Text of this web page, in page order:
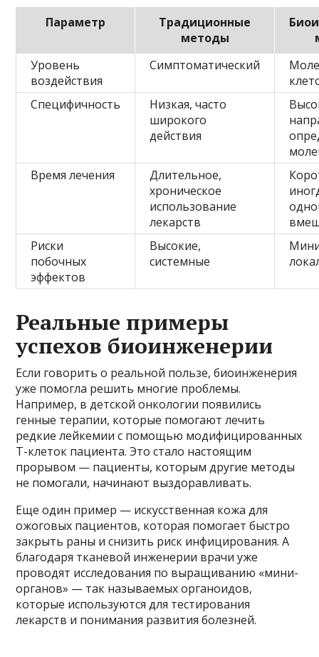
Параметр
Традиционные
методы
Уровень
воздействия
Симптоматический
Специфичность
Низкая, часто
широкого
действия
Время лечения
Длительное,
хроническое
использование
лекарств
Риски
побочных
эффектов
Высокие,
системные
Реальные примеры
успехов биоинженерии
Если говорить о реальной пользе, биоинженерия
уже помогла решить многие проблемы.
Например, в детской онкологии появились
генные терапии, которые помогают лечить
редкие лейкемии с помощью модифицированных
Т-клеток пациента. Это стало настоящим
прорывом — пациенты, которым другие методы
не помогали, начинают выздоравливать.
Еще один пример — искусственная кожа для
ожоговых пациентов, которая помогает быстро
закрыть раны и снизить риск инфицирования. А
благодаря тканевой инженерии врачи уже
проводят исследования по выращиванию «мини-
органов» — так называемых органоидов,
которые используются для тестирования
лекарств и понимания развития болезней.